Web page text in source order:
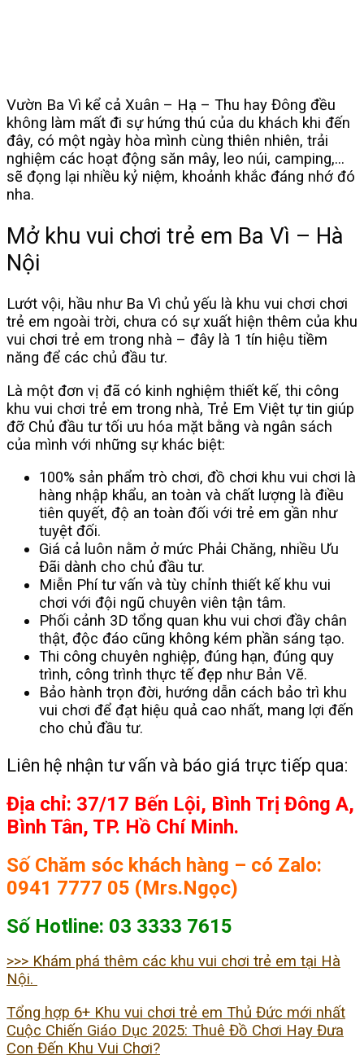
Vườn Ba Vì kể cả Xuân – Hạ – Thu hay Đông đều
không làm mất đi sự hứng thú của du khách khi đến
đây, có một ngày hòa mình cùng thiên nhiên, trải
nghiệm các hoạt động săn mây, leo núi, camping,…
sẽ đọng lại nhiều kỷ niệm, khoảnh khắc đáng nhớ đó
nha.
Mở khu vui chơi trẻ em Ba Vì – Hà
Nội
Lướt vội, hầu như Ba Vì chủ yếu là khu vui chơi chơi
trẻ em ngoài trời, chưa có sự xuất hiện thêm của khu
vui chơi trẻ em trong nhà – đây là 1 tín hiệu tiềm
năng để các chủ đầu tư.
Là một đơn vị đã có kinh nghiệm thiết kế, thi công
khu vui chơi trẻ em trong nhà, Trẻ Em Việt tự tin giúp
đỡ Chủ đầu tư tối ưu hóa mặt bằng và ngân sách
của mình với những sự khác biệt:
100% sản phẩm trò chơi, đồ chơi khu vui chơi là
hàng nhập khẩu, an toàn và chất lượng là điều
tiên quyết, độ an toàn đối với trẻ em gần như
tuyệt đối.
Giá cả luôn nằm ở mức Phải Chăng, nhiều Ưu
Đãi dành cho chủ đầu tư.
Miễn Phí tư vấn và tùy chỉnh thiết kế khu vui
chơi với đội ngũ chuyên viên tận tâm.
Phối cảnh 3D tổng quan khu vui chơi đầy chân
thật, độc đáo cũng không kém phần sáng tạo.
Thi công chuyên nghiệp, đúng hạn, đúng quy
trình, công trình thực tế đẹp như Bản Vẽ.
Bảo hành trọn đời, hướng dẫn cách bảo trì khu
vui chơi để đạt hiệu quả cao nhất, mang lợi đến
cho chủ đầu tư.
Liên hệ nhận tư vấn và báo giá trực tiếp qua:
Địa chỉ: 37/17 Bến Lội, Bình Trị Đông A,
Bình Tân, TP. Hồ Chí Minh.
Số Chăm sóc khách hàng – có Zalo:
0941 7777 05 (Mrs.Ngọc)
Số Hotline: 03 3333 7615
>>> Khám phá thêm các khu vui chơi trẻ em tại Hà
Nội.
Tổng hợp 6+ Khu vui chơi trẻ em Thủ Đức mới nhất
Cuộc Chiến Giáo Dục 2025: Thuê Đồ Chơi Hay Đưa
Con Đến Khu Vui Chơi?